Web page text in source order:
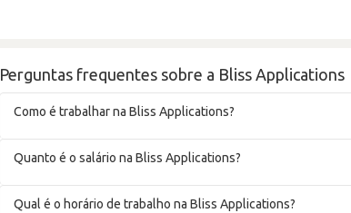
Perguntas frequentes sobre a Bliss Applications
Como é trabalhar na Bliss Applications?
Quanto é o salário na Bliss Applications?
Qual é o horário de trabalho na Bliss Applications?